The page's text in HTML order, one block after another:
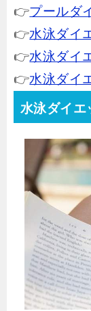
👉プールダ
👉水泳ダイ
👉水泳ダイ
👉水泳ダイ
水泳ダイエ